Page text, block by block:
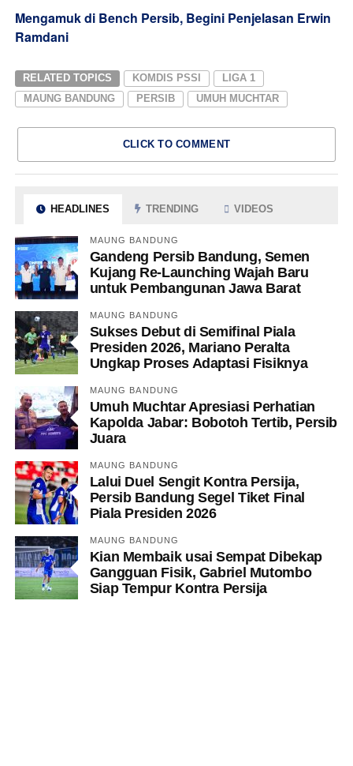
Mengamuk di Bench Persib, Begini Penjelasan Erwin
Ramdani
RELATED TOPICS KOMDIS PSSI
LIGA 1
MAUNG BANDUNG
PERSIB UMUH MUCHTAR
CLICK TO COMMENT
HEADLINES TRENDING VIDEOS
MAUNG BANDUNG
Gandeng Persib Bandung, Semen
Kujang Re-Launching Wajah Baru
untuk Pembangunan Jawa Barat
MAUNG BANDUNG
Sukses Debut di Semifinal Piala
Presiden 2026, Mariano Peralta
Ungkap Proses Adaptasi Fisiknya
MAUNG BANDUNG
Umuh Muchtar Apresiasi Perhatian
Kapolda Jabar: Bobotoh Tertib, Persib
Juara
MAUNG BANDUNG
Lalui Duel Sengit Kontra Persija,
Persib Bandung Segel Tiket Final
Piala Presiden 2026
MAUNG BANDUNG
Kian Membaik usai Sempat Dibekap
Gangguan Fisik, Gabriel Mutombo
Siap Tempur Kontra Persija